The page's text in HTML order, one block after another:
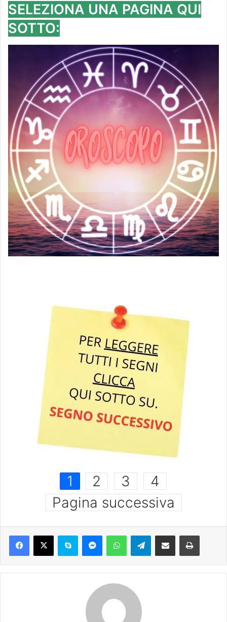
SELEZIONA UNA PAGINA QUI
SOTTO:
1 2 3
4
Pagina successiva